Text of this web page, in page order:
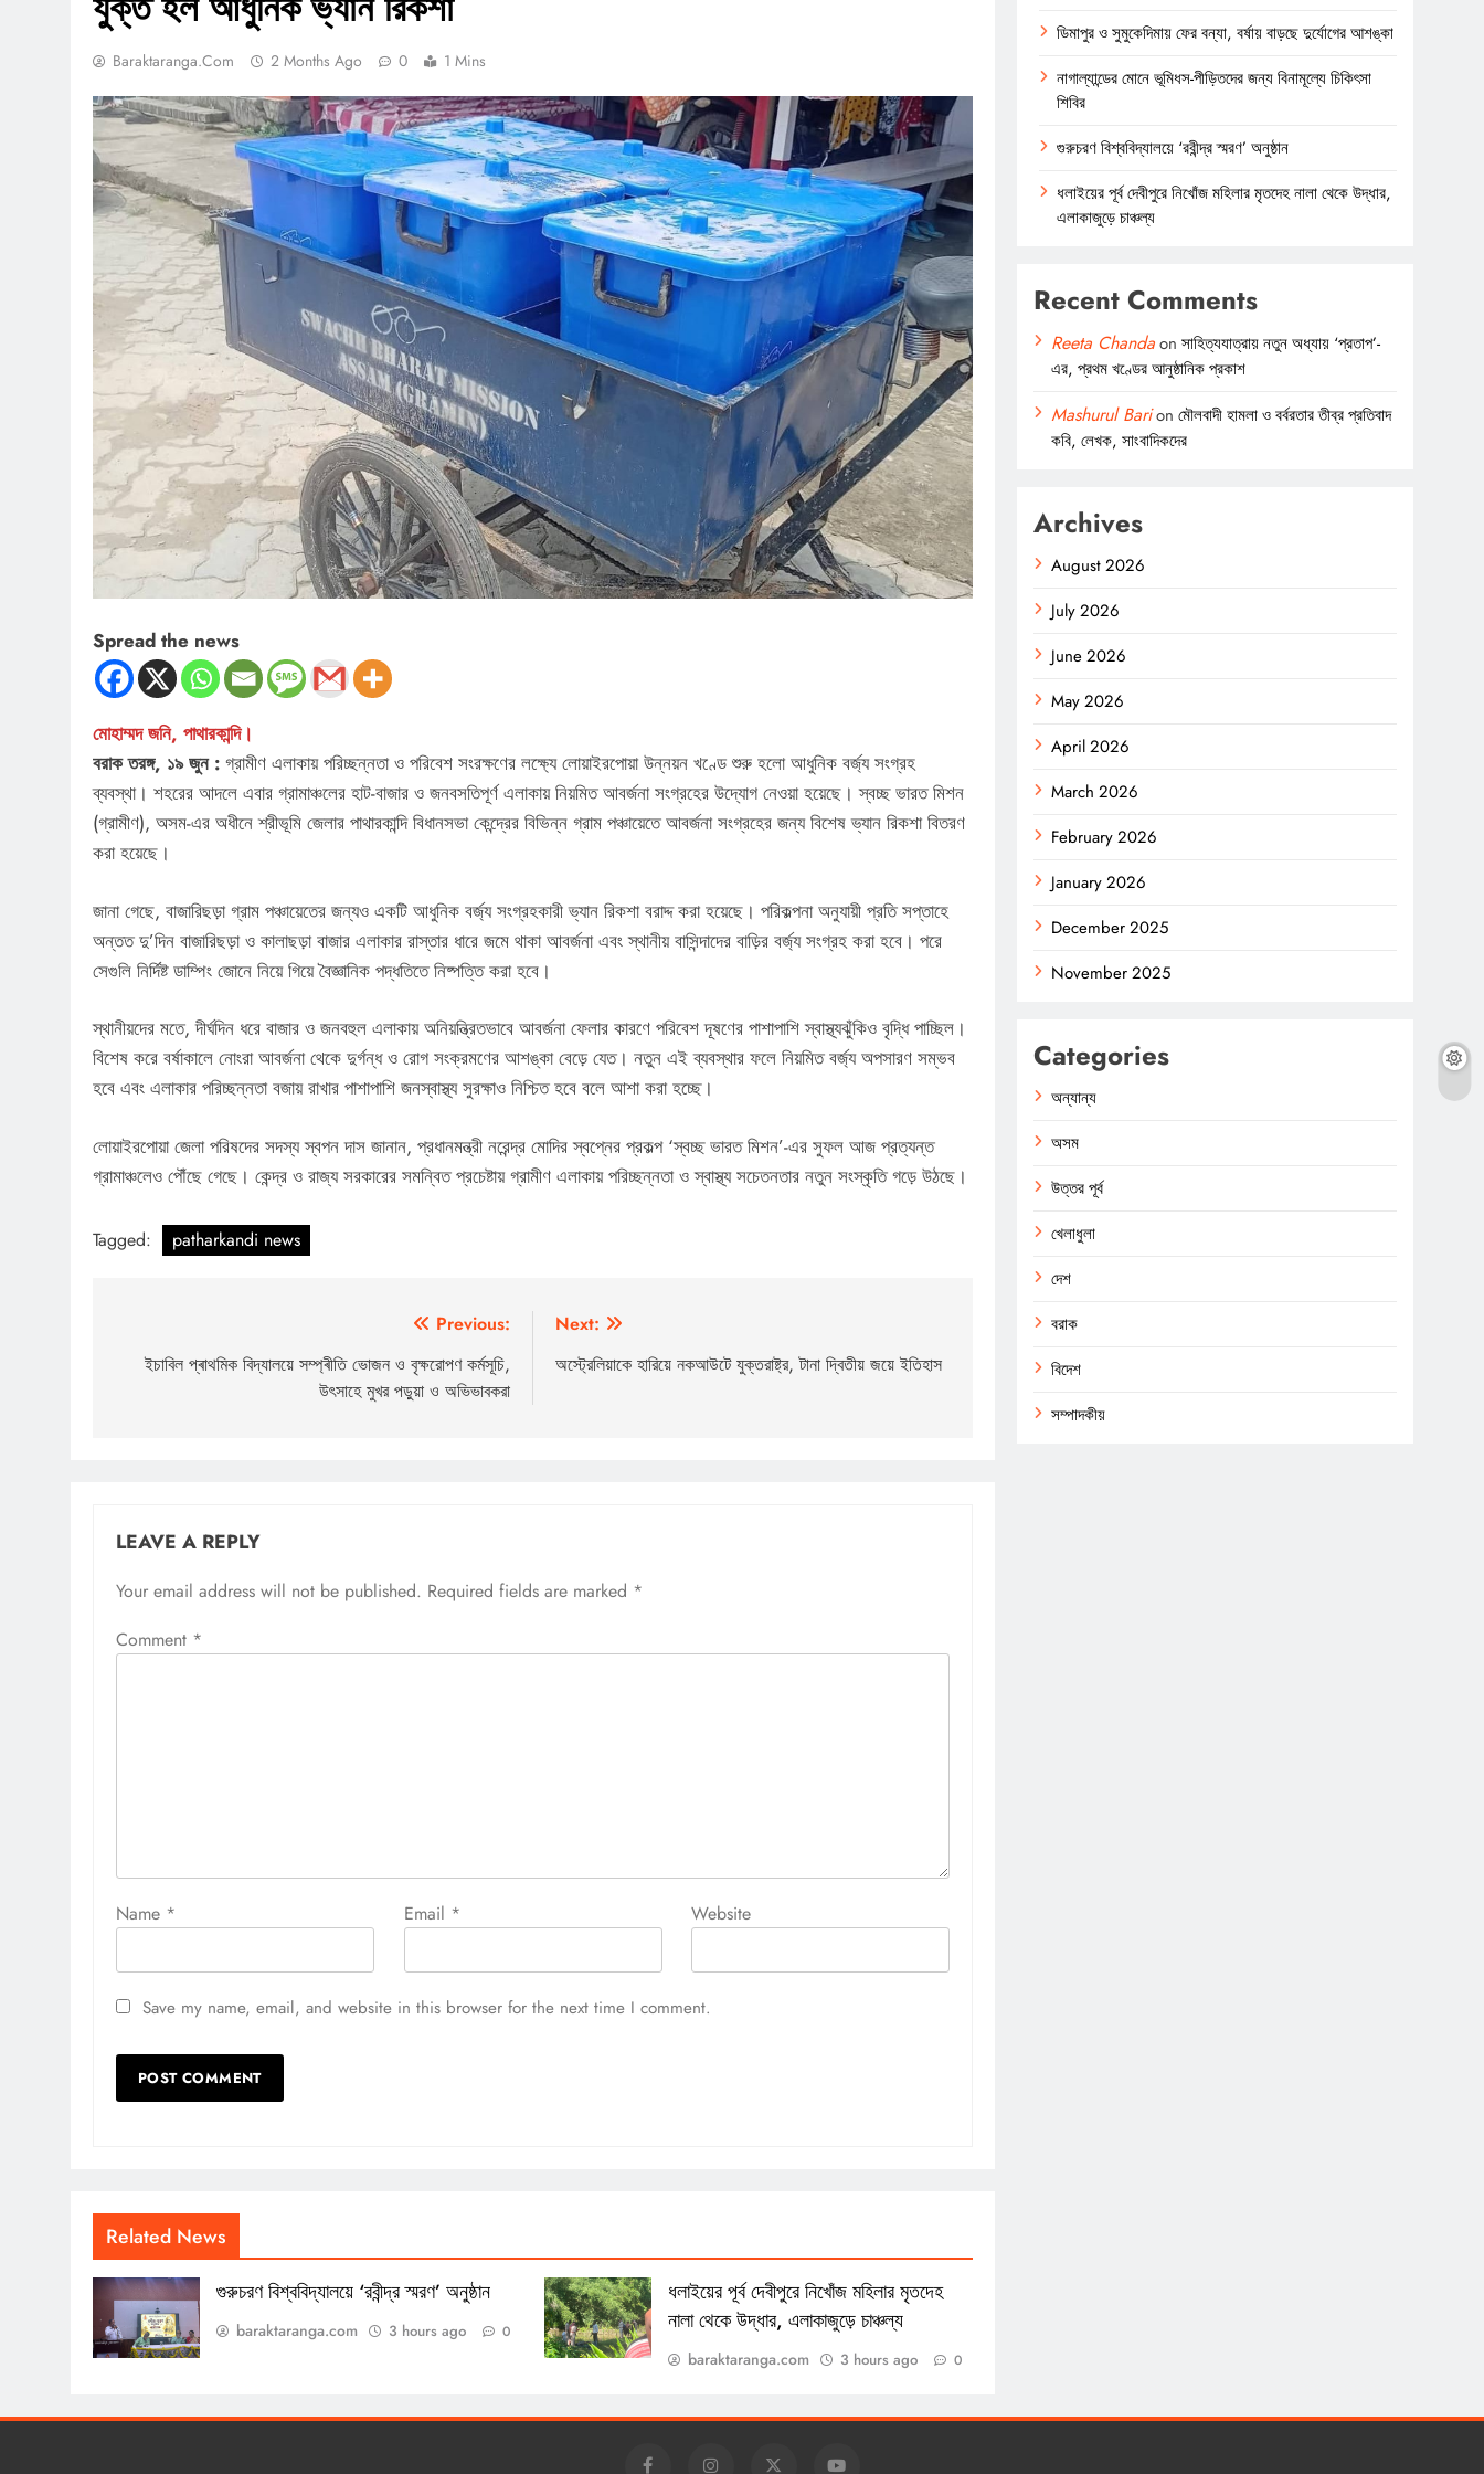
Baraktaranga.com 2 Months Ago 0 1 Mins
Spread the news
মোহাম্মদ জনি, পাথারকান্দি।
বরাক তরঙ্গ, ১৯ জুন : গ্রামীণ এলাকায় পরিচ্ছন্নতা ও পরিবেশ সংরক্ষণের লক্ষ্যে লোয়াইরপোয়া উন্নয়ন খণ্ডে শুরু হলো আধুনিক বর্জ্য সংগ্রহ
ব্যবস্থা। শহরের আদলে এবার গ্রামাঞ্চলের হাট-বাজার ও জনবসতিপূর্ণ এলাকায় নিয়মিত আবর্জনা সংগ্রহের উদ্যোগ নেওয়া হয়েছে। স্বচ্ছ ভারত মিশন
(গ্রামীণ), অসম-এর অধীনে শ্রীভূমি জেলার পাথারকান্দি বিধানসভা কেন্দ্রের বিভিন্ন গ্রাম পঞ্চায়েতে আবর্জনা সংগ্রহের জন্য বিশেষ ভ্যান রিকশা বিতরণ
করা হয়েছে।
জানা গেছে, বাজারিছড়া গ্রাম পঞ্চায়েতের জন্যও একটি আধুনিক বর্জ্য সংগ্রহকারী ভ্যান রিকশা বরাদ্দ করা হয়েছে। পরিকল্পনা অনুযায়ী প্রতি সপ্তাহে
অন্তত দু’দিন বাজারিছড়া ও কালাছড়া বাজার এলাকার রাস্তার ধারে জমে থাকা আবর্জনা এবং স্থানীয় বাসিন্দাদের বাড়ির বর্জ্য সংগ্রহ করা হবে। পরে
সেগুলি নির্দিষ্ট ডাম্পিং জোনে নিয়ে গিয়ে বৈজ্ঞানিক পদ্ধতিতে নিষ্পত্তি করা হবে।
স্থানীয়দের মতে, দীর্ঘদিন ধরে বাজার ও জনবহুল এলাকায় অনিয়ন্ত্রিতভাবে আবর্জনা ফেলার কারণে পরিবেশ দূষণের পাশাপাশি স্বাস্থ্যঝুঁকিও বৃদ্ধি পাচ্ছিল।
বিশেষ করে বর্ষাকালে নোংরা আবর্জনা থেকে দুর্গন্ধ ও রোগ সংক্রমণের আশঙ্কা বেড়ে যেত। নতুন এই ব্যবস্থার ফলে নিয়মিত বর্জ্য অপসারণ সম্ভব
হবে এবং এলাকার পরিচ্ছন্নতা বজায় রাখার পাশাপাশি জনস্বাস্থ্য সুরক্ষাও নিশ্চিত হবে বলে আশা করা হচ্ছে।
লোয়াইরপোয়া জেলা পরিষদের সদস্য স্বপন দাস জানান, প্রধানমন্ত্রী নরেন্দ্র মোদির স্বপ্নের প্রকল্প ‘স্বচ্ছ ভারত মিশন’-এর সুফল আজ প্রত্যন্ত
গ্রামাঞ্চলেও পৌঁছে গেছে। কেন্দ্র ও রাজ্য সরকারের সমন্বিত প্রচেষ্টায় গ্রামীণ এলাকায় পরিচ্ছন্নতা ও স্বাস্থ্য সচেতনতার নতুন সংস্কৃতি গড়ে উঠছে।
Tagged: patharkandi news
navigation
Previous:
ইচাবিল প্ৰাথমিক বিদ্যালয়ে সম্প্ৰীতি ভোজন ও বৃক্ষরোপণ কর্মসূচি,
উৎসাহে মুখর পড়ুয়া ও অভিভাবকরা
Next:
অস্ট্রেলিয়াকে হারিয়ে নকআউটে যুক্তরাষ্ট্র, টানা দ্বিতীয় জয়ে ইতিহাস
LEAVE A REPLY
Your email address will not be published. Required fields are marked *
Comment *
Name * Email * Website
Save my name, email, and website in this browser for the next time I comment.
Related News
গুরুচরণ বিশ্ববিদ্যালয়ে ‘রবীন্দ্র স্মরণ’ অনুষ্ঠান
baraktaranga.com 3 hours ago 0
ধলাইয়ের পূর্ব দেবীপুরে নিখোঁজ মহিলার মৃতদেহ
নালা থেকে উদ্ধার, এলাকাজুড়ে চাঞ্চল্য
baraktaranga.com 3 hours ago 0
ডিমাপুর ও সুমুকেদিমায় ফের বন্যা, বর্ষায় বাড়ছে দুর্যোগের আশঙ্কা
নাগাল্যান্ডের মোনে ভূমিধস-পীড়িতদের জন্য বিনামূল্যে চিকিৎসা
শিবির
গুরুচরণ বিশ্ববিদ্যালয়ে ‘রবীন্দ্র স্মরণ’ অনুষ্ঠান
ধলাইয়ের পূর্ব দেবীপুরে নিখোঁজ মহিলার মৃতদেহ নালা থেকে উদ্ধার,
এলাকাজুড়ে চাঞ্চল্য
Recent Comments
Reeta Chandaonসাহিত্যযাত্রায় নতুন অধ্যায় ‘প্রতাপ’-
এর, প্রথম খণ্ডের আনুষ্ঠানিক প্রকাশ
Mashurul Barionমৌলবাদী হামলা ও বর্বরতার তীব্র প্রতিবাদ
কবি, লেখক, সাংবাদিকদের
Archives
August 2026
July 2026
June 2026
May 2026
April 2026
March 2026
February 2026
January 2026
December 2025
November 2025
Categories
অন্যান্য
অসম
উত্তর পূর্ব
খেলাধুলা
দেশ
বরাক
বিদেশ
সম্পাদকীয়